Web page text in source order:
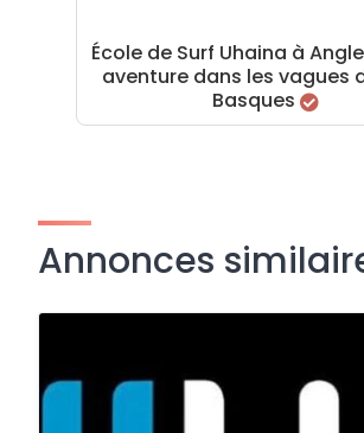
École de Surf Uhaina à
aventure dans les vagues
Basques
Annonces